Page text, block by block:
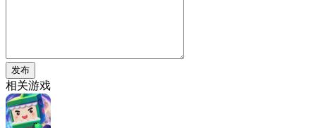
发布
相关游戏